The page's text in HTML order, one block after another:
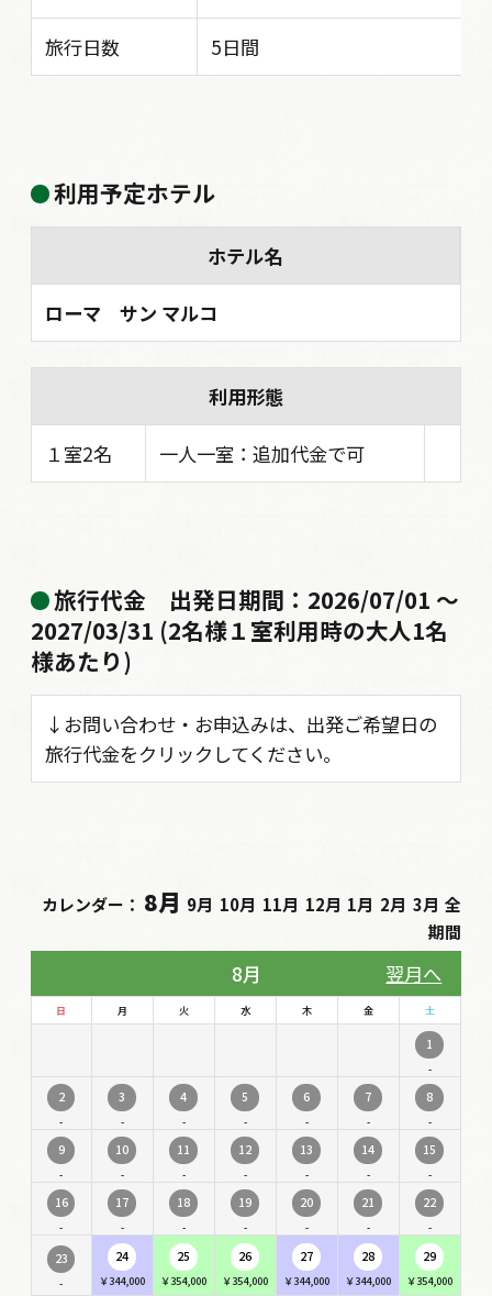
旅行日数 5日間
利用予定ホテル
ホテル名
ローマ サン マルコ
利用形態
１室2名 一人一室：追加代金で可
旅行代金 出発日期間：2026/07/01 〜
2027/03/31 (2名様１室利用時の大人1名
様あたり)
↓お問い合わせ・お申込みは、出発ご希望日の
旅行代金をクリックしてください。
カレンダー： 8月 9月 10月 11月 12月 1月 2月 3月 全
期間
8月 翌月へ
日 月 火 水 木 金 土
1
-
2
-
3
-
4
-
5
-
6
-
7
-
8
-
9
-
10
-
11
-
12
-
13
-
14
-
15
-
16
-
17
-
18
-
19
-
20
-
21
-
22
-
23
-
24
￥344,000
25
￥354,000
26
￥354,000
27
￥344,000
28
￥344,000
29
￥354,000